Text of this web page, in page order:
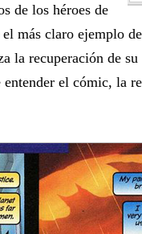
de los héroes de
más claro ejemplo
la recuperación de
el cómic, la